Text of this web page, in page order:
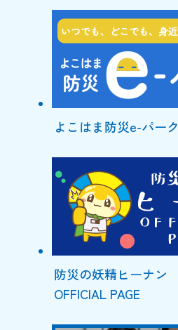
よこはま防災e-パーク
防災の妖精ヒーナン
OFFICIAL PAGE